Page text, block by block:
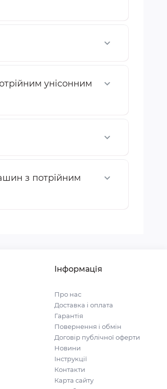
унісонним
з потрійним
Інформація
Про нас
Доставка і оплата
Гарантія
Повернення і обмін
Договір публічної оферти
Новини
Інструкції
Контакти
Карта сайту